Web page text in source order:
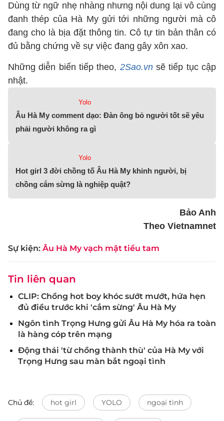
Sự kiện: Âu Hà My vạch mặt tiểu tam
Dùng từ ngữ nhẹ nhàng nhưng nội dung lại vô cùng
đanh thép của Hà My gửi tới những người mà cô
đang cho là bịa đặt thông tin. Cô tự tin bản thân có
đủ bằng chứng về sự việc đang gây xôn xao.
Những diễn biến tiếp theo, 2Sao.vn sẽ tiếp tục cập
nhật.
Yolo
Âu Hà My comment dạo: Đàn ông bỏ người tốt sẽ yêu
phải người không ra gì
Yolo
Hot girl 3 đời chồng tố Âu Hà My khinh người, bị
chồng cắm sừng là nghiệp quật?
Bảo Anh
Theo Vietnamnet
Tin liên quan
CLIP: Chồng hot boy khóc sướt mướt, hứa hẹn
đủ điều trước khi 'cắm sừng' Âu Hà My
Ngôn tình Trọng Hưng gửi Âu Hà My hóa ra toàn
là hàng cóp trên mạng
Động thái 'từ chồng thành thù' của Hà My với
Trọng Hưng sau màn bắt ngoại tình
Chủ đề: hot girl YOLO ngoại tình